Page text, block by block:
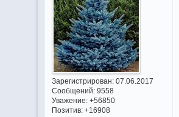
Зарегистрирован: 07.06.2017
Сообщений:9558
Уважение: +56850
Позитив: +16908